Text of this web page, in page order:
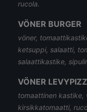
rucola.
VÖNER BURGER
vöner,
ketsuppi, salaatti,
salaattikastike,
VÖNER
tomaattinen kastike,
kirsikkatomaatti,